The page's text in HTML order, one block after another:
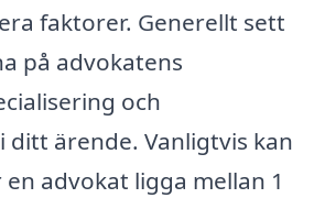
faktorer. Generellt sett
på advokatens
och
ditt ärende. Vanligtvis kan
advokat ligga mellan 1